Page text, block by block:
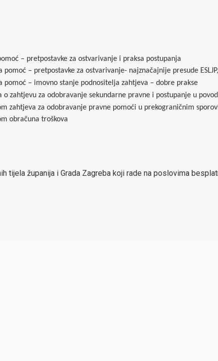
– pretpostavke za ostvarivanje i praksa postupanja
pomoć – pretpostavke za ostvarivanje- najznačajnije presude
pomoć – imovno stanje podnositelja zahtjeva – dobre prakse
o zahtjevu za odobravanje sekundarne pravne i postupanje u
zahtjeva za odobravanje pravne pomoći u prekograničnim
obračuna troškova
tijela županija i Grada Zagreba koji rade na poslovima